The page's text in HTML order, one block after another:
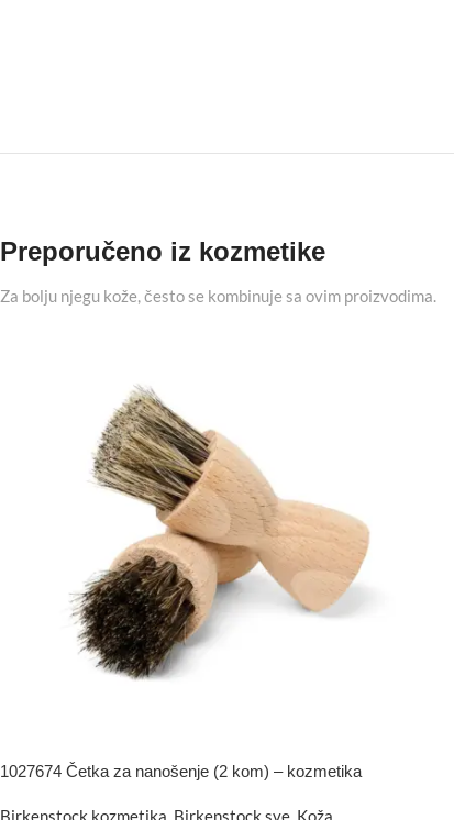
Preporučeno iz kozmetike
Za bolju njegu kože, često se kombinuje sa ovim proizvodima.
1027674 Četka za nanošenje (2 kom) – kozmetika
Birkenstock kozmetika, Birkenstock sve, Koža